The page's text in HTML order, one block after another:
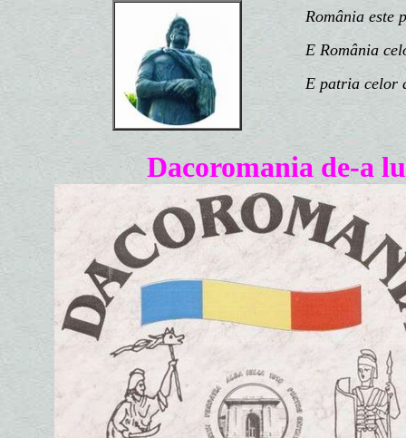
România este
E România
E patria celor
Dacoromania de-a